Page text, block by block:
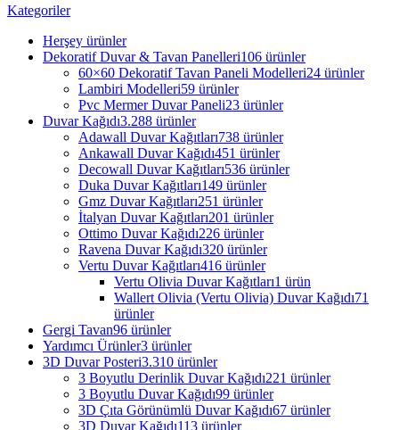
Kategoriler
Herşey ürünler
Dekoratif Duvar & Tavan Panelleri106 ürünler
60×60 Dekoratif Tavan Paneli Modelleri24 ürünler
Lambiri Modelleri59 ürünler
Pvc Mermer Duvar Paneli23 ürünler
Duvar Kağıdı3.288 ürünler
Adawall Duvar Kağıtları738 ürünler
Ankawall Duvar Kağıdı451 ürünler
Decowall Duvar Kağıtları536 ürünler
Duka Duvar Kağıtları149 ürünler
Gmz Duvar Kağıtları251 ürünler
İtalyan Duvar Kağıtları201 ürünler
Ottimo Duvar Kağıdı226 ürünler
Ravena Duvar Kağıdı320 ürünler
Vertu Duvar Kağıtları416 ürünler
Vertu Olivia Duvar Kağıtları1 ürün
Wallert Olivia (Vertu Olivia) Duvar Kağıdı71
ürünler
Gergi Tavan96 ürünler
Yardımcı Ürünler3 ürünler
3D Duvar Posteri3.310 ürünler
3 Boyutlu Derinlik Duvar Kağıdı221 ürünler
3 Boyutlu Duvar Kağıdı99 ürünler
3D Çıta Görünümlü Duvar Kağıdı67 ürünler
3D Duvar Kağıdı113 ürünler